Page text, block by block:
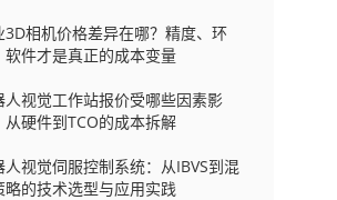
3D相机价格差异在哪？精度、环
软件才是真正的成本变量
人视觉工作站报价受哪些因素影
从硬件到TCO的成本拆解
人视觉伺服控制系统：从IBVS到混
略的技术选型与应用实践